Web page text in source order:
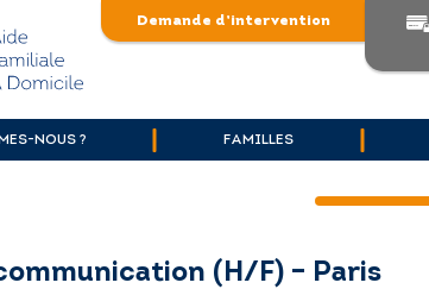
Demande d’intervention
NOUS ? FAMILLES
(H/F) – Paris